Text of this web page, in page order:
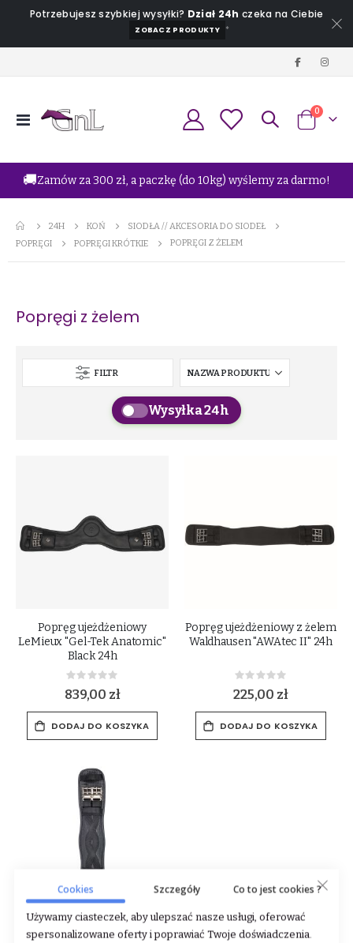
Potrzebujesz szybkiej wysyłki? Dział 24h czeka na Ciebie
ZOBACZ PRODUKTY *
Przełącznik
Koszyk
0
🚚Zamów za 300 zł, a paczkę (do 10kg) wyślemy za darmo!
24H KOŃ
SIODŁA // AKCESORIA DO SIODEŁ
POPRĘGI
POPRĘGI KRÓTKIE POPRĘGI Z ŻELEM
Popręgi z żelem
FILTR
Wysyłka 24h
Popręg ujeżdżeniowy
LeMieux "Gel-Tek Anatomic"
Black 24h
Rating:
0%
839,00 zł
DODAJ DO KOSZYKA
Popręg ujeżdżeniowy z żelem
Waldhausen "AWAtec II" 24h
Rating:
0%
225,00 zł
DODAJ DO KOSZYKA
Popręg żelowy z
Cookies Szczegóły Co to jest cookies ?
Używamy ciasteczek, aby ulepszać nasze usługi, oferować
spersonalizowane oferty i poprawiać Twoje doświadczenia.